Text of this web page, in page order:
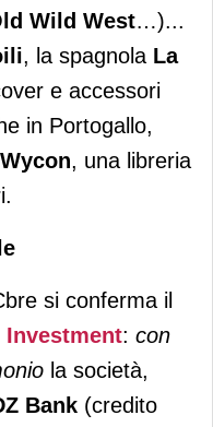
Wild West…)...
, la spagnola La
e accessori
in Portogallo,
Wycon, una libreria
si conferma il
Investment: con
la società,
Bank (credito